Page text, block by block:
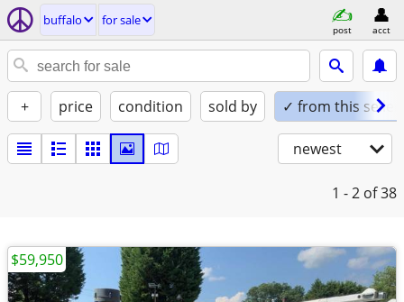
buffalo for sale
post acct
+ price condition sold by ✓ from this seller
newest
1 - 2 of 38
$59,950